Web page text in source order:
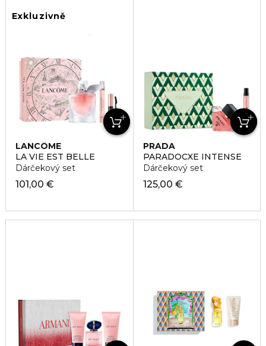
Exkluzivně
LANCÔME
LA VIE EST BELLE
Dárčekový set
101,00 €
PRADA
PARADOCXE INTENSE
Dárčekový set
125,00 €